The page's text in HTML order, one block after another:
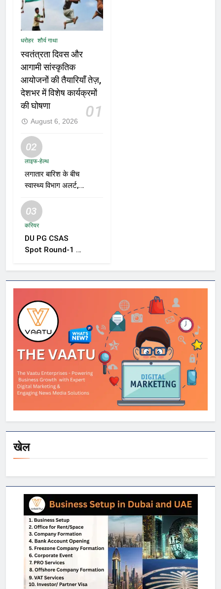
धरोहर शौर्य गाथा
स्वतंत्रता दिवस और
आगामी सांस्कृतिक
आयोजनों की तैयारियाँ तेज़,
देशभर में विशेष कार्यक्रमों
की घोषणा
01
August 6, 2026
02
लाइफ-हेल्थ
लगातार बारिश के बीच
स्वास्थ्य विभाग अलर्ट,
वायरल बुखार की
रोकथाम के लिए राज्यों
निर्देश
03
करियर
DU PG CSAS
Spot Round-1 की
को आवेदन और सीट
स्वीकार करने के लिए
खेल